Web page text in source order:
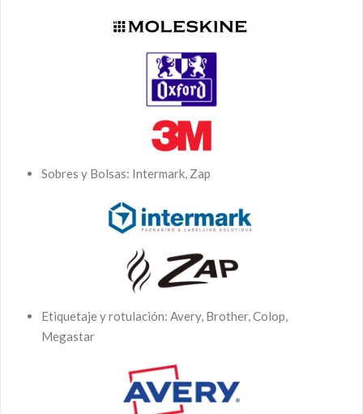
Sobres y Bolsas: Intermark, Zap
Etiquetaje y rotulación: Avery, Brother, Colop,
Megastar